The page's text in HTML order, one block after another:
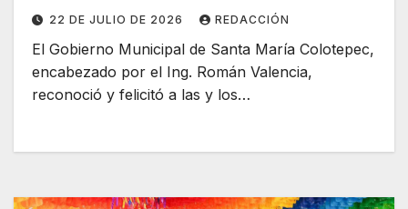
22 DE JULIO DE 2026 REDACCIÓN
El Gobierno Municipal de Santa María Colotepec,
encabezado por el Ing. Román Valencia,
reconoció y felicitó a las y los…